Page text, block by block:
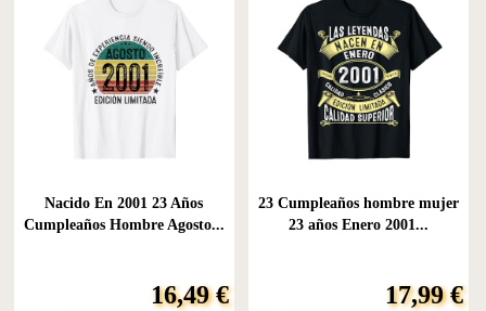
Nacido En 2001 23 Años
Cumpleaños Hombre Agosto...
16,49 €
23 Cumpleaños hombre mujer
23 años Enero 2001...
17,99 €